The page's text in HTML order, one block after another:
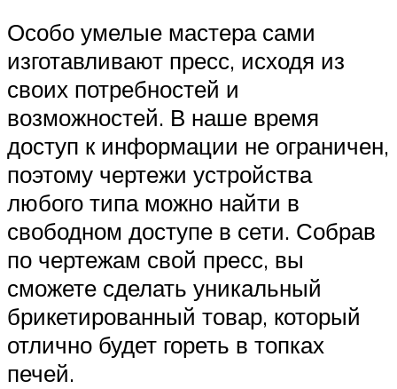
Особо умелые мастера сами
изготавливают пресс, исходя из
своих потребностей и
возможностей. В наше время
доступ к информации не ограничен,
поэтому чертежи устройства
любого типа можно найти в
свободном доступе в сети. Собрав
по чертежам свой пресс, вы
сможете сделать уникальный
брикетированный товар, который
отлично будет гореть в топках
печей.